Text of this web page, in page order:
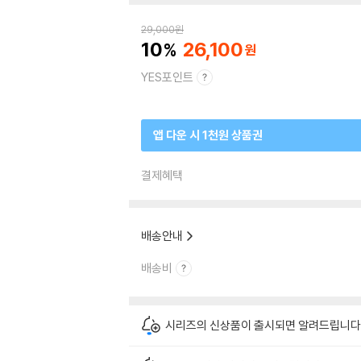
29,000원
10 26,100
YES포인트
앱 다운 시 1천원 상품권
결제혜택
배송안내
배송비
시리즈의 신상품이 출시되면 알려드립니